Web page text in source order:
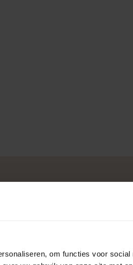
om functies voor social
uit